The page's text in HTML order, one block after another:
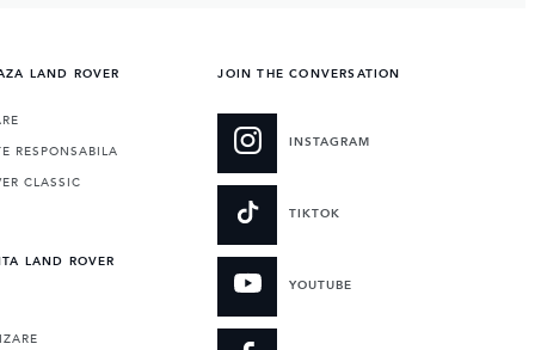
LAND ROVER
RESPONSABILA
CLASSIC
LAND ROVER
JOIN THE CONVERSATION
INSTAGRAM
TIKTOK
YOUTUBE